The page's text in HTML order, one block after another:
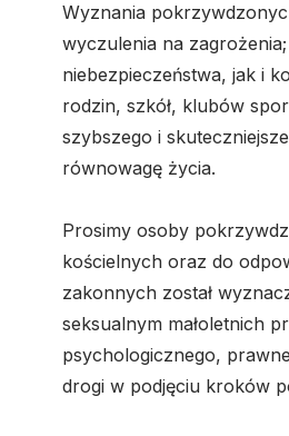
Wyznania
wyczulenia na
niebezpieczeństwa, jak i
rodzin, szkół, klubów
szybszego i
równowagę życia.
Prosimy osoby
kościelnych oraz do
zakonnych został
seksualnym małoletnich
psychologicznego,
drogi w podjęciu kroków